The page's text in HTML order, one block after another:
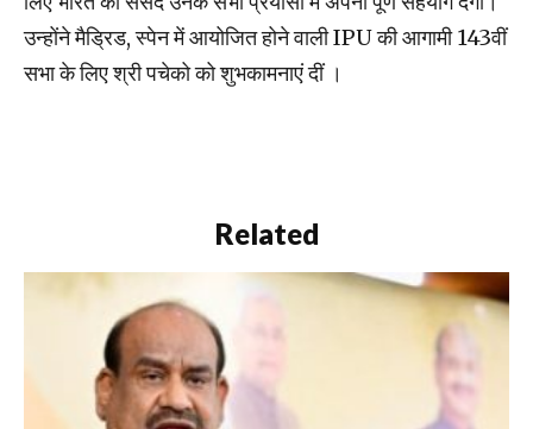
उन्होंने मैड्रिड, स्पेन में आयोजित होने वाली IPU की आगामी 143वीं
सभा के लिए श्री पचेको को शुभकामनाएं दीं ।
Related